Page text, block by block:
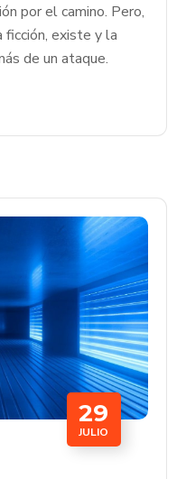
por el camino. Pero,
ficción, existe y la
de un ataque.
29
JULIO